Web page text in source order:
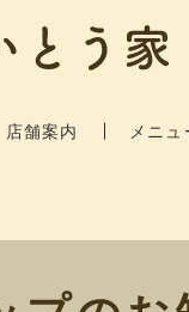
店舗案内 メニュ